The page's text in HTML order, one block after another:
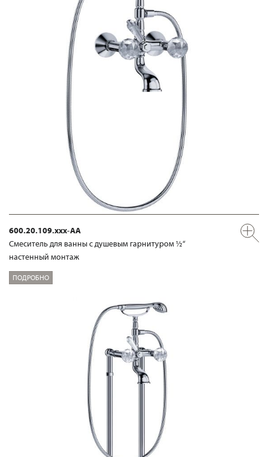
600.20.109.xxx-AA
Смеситель для ванны с душевым гарнитуром ½“
настенный монтаж
ПОДРОБНО